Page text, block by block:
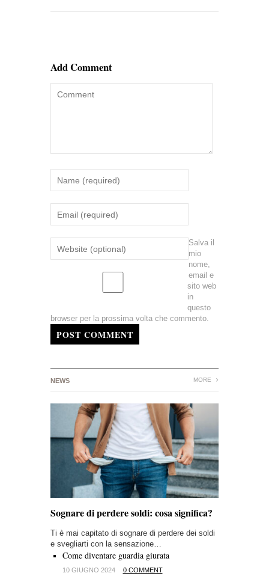
Add Comment
Salva il
mio
nome,
email e
sito web
in
questo
browser per la prossima volta che commento.
POST COMMENT
NEWS MORE
Sognare di perdere soldi: cosa significa?
Ti è mai capitato di sognare di perdere dei soldi
e svegliarti con la sensazione…
Come diventare guardia giurata
10 GIUGNO 2024 0 COMMENT